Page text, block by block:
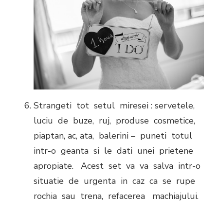
Strangeti tot setul miresei : servetele,
luciu de buze, ruj, produse cosmetice,
piaptan, ac, ata, balerini – puneti totul
intr-o geanta si le dati unei prietene
apropiate. Acest set va va salva intr-o
situatie de urgenta in caz ca se rupe
rochia sau trena, refacerea machiajului.